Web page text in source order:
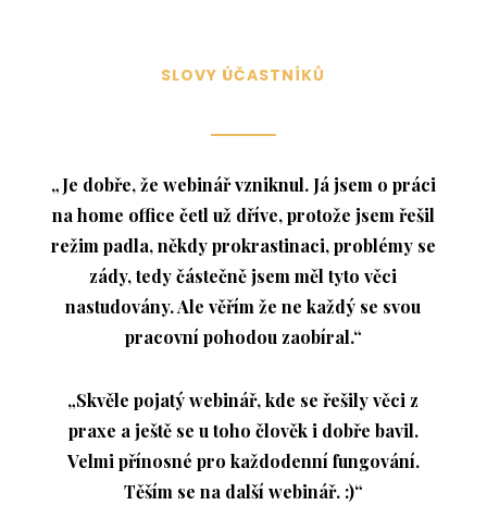
SLOVY ÚČASTNÍKŮ
„Je dobře, že webinář vzniknul. Já jsem o práci
na home office četl už dříve, protože jsem řešil
režim padla, někdy prokrastinaci, problémy se
zády, tedy částečně jsem měl tyto věci
nastudovány. Ale věřím že ne každý se svou
pracovní pohodou zaobíral.“
„Skvěle pojatý webinář, kde se řešily věci z
praxe a ještě se u toho člověk i dobře bavil.
Velmi přínosné pro každodenní fungování.
Těším se na další webinář. :)“